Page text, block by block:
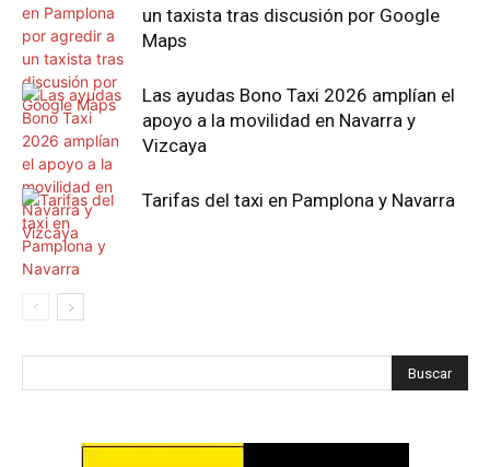
un taxista tras discusión por Google
Maps
Las ayudas Bono Taxi 2026 amplían el
apoyo a la movilidad en Navarra y
Vizcaya
Tarifas del taxi en Pamplona y Navarra